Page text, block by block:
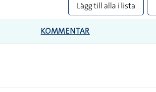
Lägg till alla i lista
KOMMENTAR